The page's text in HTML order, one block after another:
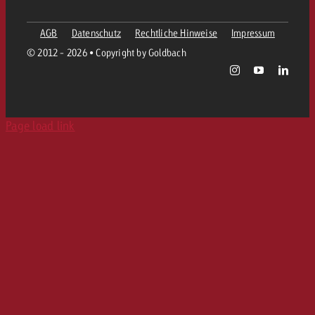
© 2012 - 2026 • Copyright by Goldbach
AGB Datenschutz Rechtliche Hinweise Impressum
Page load link